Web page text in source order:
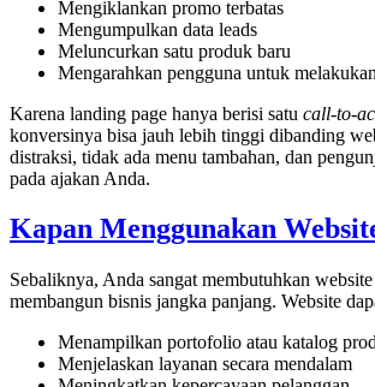
Mengiklankan promo terbatas
Mengumpulkan data leads
Meluncurkan satu produk baru
Mengarahkan pengguna untuk
Karena landing page hanya berisi satu call-to-
konversinya bisa jauh lebih tinggi dibanding
distraksi, tidak ada menu tambahan, dan
pada ajakan Anda.
Kapan Menggunakan
Sebaliknya, Anda sangat membutuhkan
membangun bisnis jangka panjang. Website
Menampilkan portofolio atau katalog
Menjelaskan layanan secara mendalam